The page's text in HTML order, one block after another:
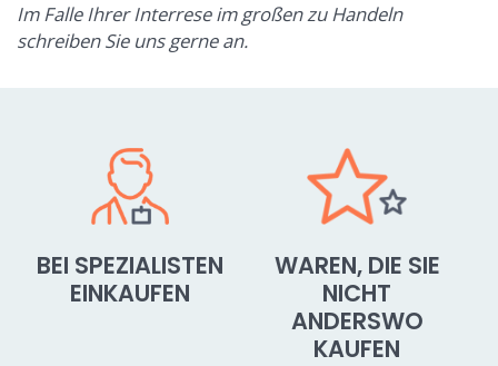
Im Falle Ihrer Interrese im großen zu Handeln
schreiben Sie uns gerne an.
BEI SPEZIALISTEN
EINKAUFEN
WAREN, DIE SIE
NICHT
ANDERSWO
KAUFEN